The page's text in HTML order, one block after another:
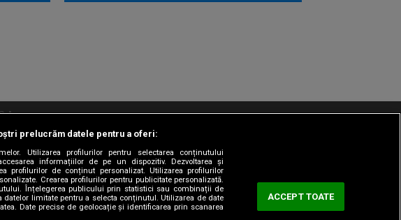
Digi Sport Contact/Info Codul etic
prelucrăm datele pentru a oferi:
Utilizarea profilurilor pentru selectarea conținutului
informațiilor de pe un dispozitiv. Dezvoltarea și
profilurilor de conținut personalizat. Utilizarea profilurilor
Crearea profilurilor pentru publicitate personalizată.
Înțelegerea publicului prin statistici sau combinații de
datelor limitate pentru a selecta conținutul. Utilizarea de date
Date precise de geolocație și identificarea prin scanarea
ACCEPT TOATE